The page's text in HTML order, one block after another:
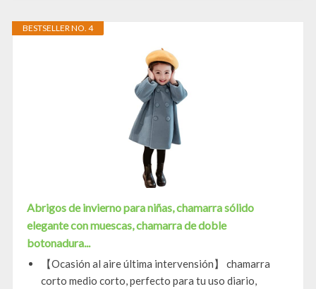
BESTSELLER NO. 4
Abrigos de invierno para niñas, chamarra sólido
elegante con muescas, chamarra de doble
botonadura...
【Ocasión al aire última intervensión】 chamarra
corto medio corto, perfecto para tu uso diario,